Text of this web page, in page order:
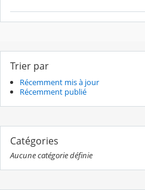
Trier par
Récemment mis à jour
Récemment publié
Catégories
Aucune catégorie définie